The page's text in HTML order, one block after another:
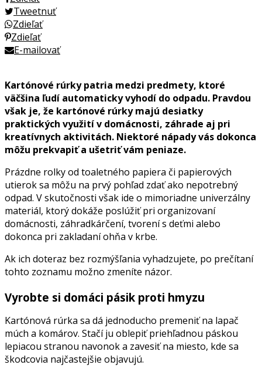
Tweetnuť
Zdieľať
Zdieľať
E-mailovať
Kartónové rúrky patria medzi predmety, ktoré
väčšina ľudí automaticky vyhodí do odpadu. Pravdou
však je, že kartónové rúrky majú desiatky
praktických využití v domácnosti, záhrade aj pri
kreatívnych aktivitách. Niektoré nápady vás dokonca
môžu prekvapiť a ušetriť vám peniaze.
Prázdne rolky od toaletného papiera či papierových
utierok sa môžu na prvý pohľad zdať ako nepotrebný
odpad. V skutočnosti však ide o mimoriadne univerzálny
materiál, ktorý dokáže poslúžiť pri organizovaní
domácnosti, záhradkárčení, tvorení s deťmi alebo
dokonca pri zakladaní ohňa v krbe.
Ak ich doteraz bez rozmýšľania vyhadzujete, po prečítaní
tohto zoznamu možno zmeníte názor.
Vyrobte si domáci pásik proti hmyzu
Kartónová rúrka sa dá jednoducho premeniť na lapač
múch a komárov. Stačí ju oblepiť priehľadnou páskou
lepiacou stranou navonok a zavesiť na miesto, kde sa
škodcovia najčastejšie objavujú.